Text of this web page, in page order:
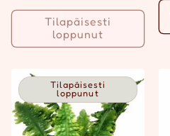
Tilapäisesti
loppunut
Tilapäisesti
loppunut